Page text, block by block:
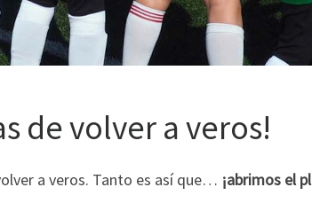
de volver a veros!
a veros. Tanto es así que… ¡abrimos el